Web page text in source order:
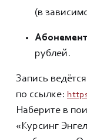
(в
рублей.
Запись
по ссылке:
Наберите в
«Курсинг